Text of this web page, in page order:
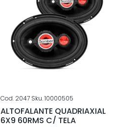
Cod. 2047 Sku.10000505
ALTOFALANTE QUADRIAXIAL
6X9 60RMS C/ TELA